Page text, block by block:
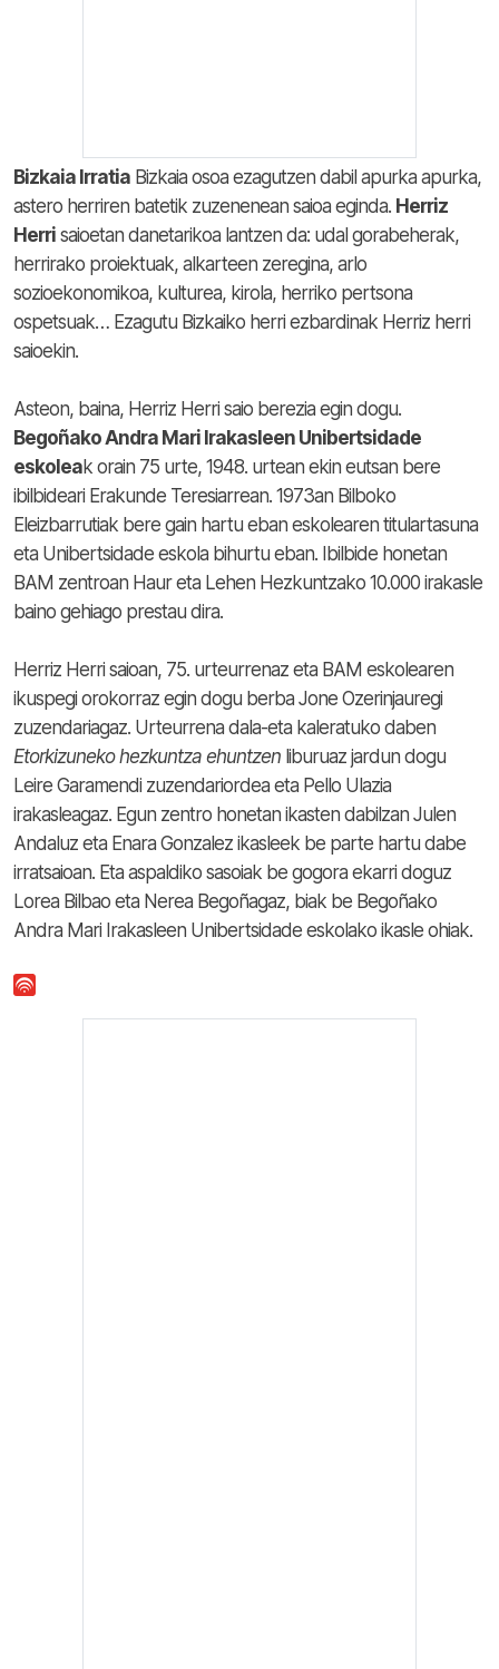
Bizkaia Irratia Bizkaia osoa ezagutzen dabil apurka apurka,
astero herriren batetik zuzenenean saioa eginda. Herriz
Herri saioetan danetarikoa lantzen da: udal gorabeherak,
herrirako proiektuak, alkarteen zeregina, arlo
sozioekonomikoa, kulturea, kirola, herriko pertsona
ospetsuak… Ezagutu Bizkaiko herri ezbardinak Herriz herri
saioekin.
Asteon, baina, Herriz Herri saio berezia egin dogu.
Begoñako Andra Mari Irakasleen Unibertsidade
eskoleak orain 75 urte, 1948. urtean ekin eutsan bere
ibilbideari Erakunde Teresiarrean. 1973an Bilboko
Eleizbarrutiak bere gain hartu eban eskolearen titulartasuna
eta Unibertsidade eskola bihurtu eban. Ibilbide honetan
BAM zentroan Haur eta Lehen Hezkuntzako 10.000 irakasle
baino gehiago prestau dira.
Herriz Herri saioan, 75. urteurrenaz eta BAM eskolearen
ikuspegi orokorraz egin dogu berba Jone Ozerinjauregi
zuzendariagaz. Urteurrena dala-eta kaleratuko daben
Etorkizuneko hezkuntza ehuntzen liburuaz jardun dogu
Leire Garamendi zuzendariordea eta Pello Ulazia
irakasleagaz. Egun zentro honetan ikasten dabilzan Julen
Andaluz eta Enara Gonzalez ikasleek be parte hartu dabe
irratsaioan. Eta aspaldiko sasoiak be gogora ekarri doguz
Lorea Bilbao eta Nerea Begoñagaz, biak be Begoñako
Andra Mari Irakasleen Unibertsidade eskolako ikasle ohiak.